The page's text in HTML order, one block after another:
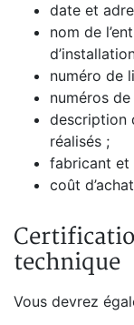
date et
nom de
numéro de
numéros
description
réalisés ;
fabricant et
coût
technique
Vous devrez